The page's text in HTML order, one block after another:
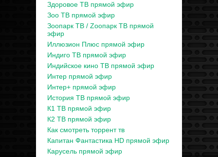
Здоровое ТВ прямой эфир
Зоо ТВ прямой эфир
Зоопарк ТВ / Zooпарк ТВ прямой
эфир
Иллюзион Плюс прямой эфир
Индиго ТВ прямой эфир
Индийское кино ТВ прямой эфир
Интер прямой эфир
Интер+ прямой эфир
История ТВ прямой эфир
К1 ТВ прямой эфир
К2 ТВ прямой эфир
Как смотреть торрент тв
Капитан Фантастика HD прямой эфир
Карусель прямой эфир